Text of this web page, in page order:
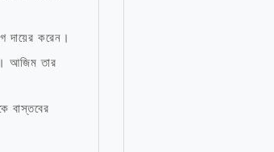
দায়ের করেন।
আজিম তার
বাস্তবের